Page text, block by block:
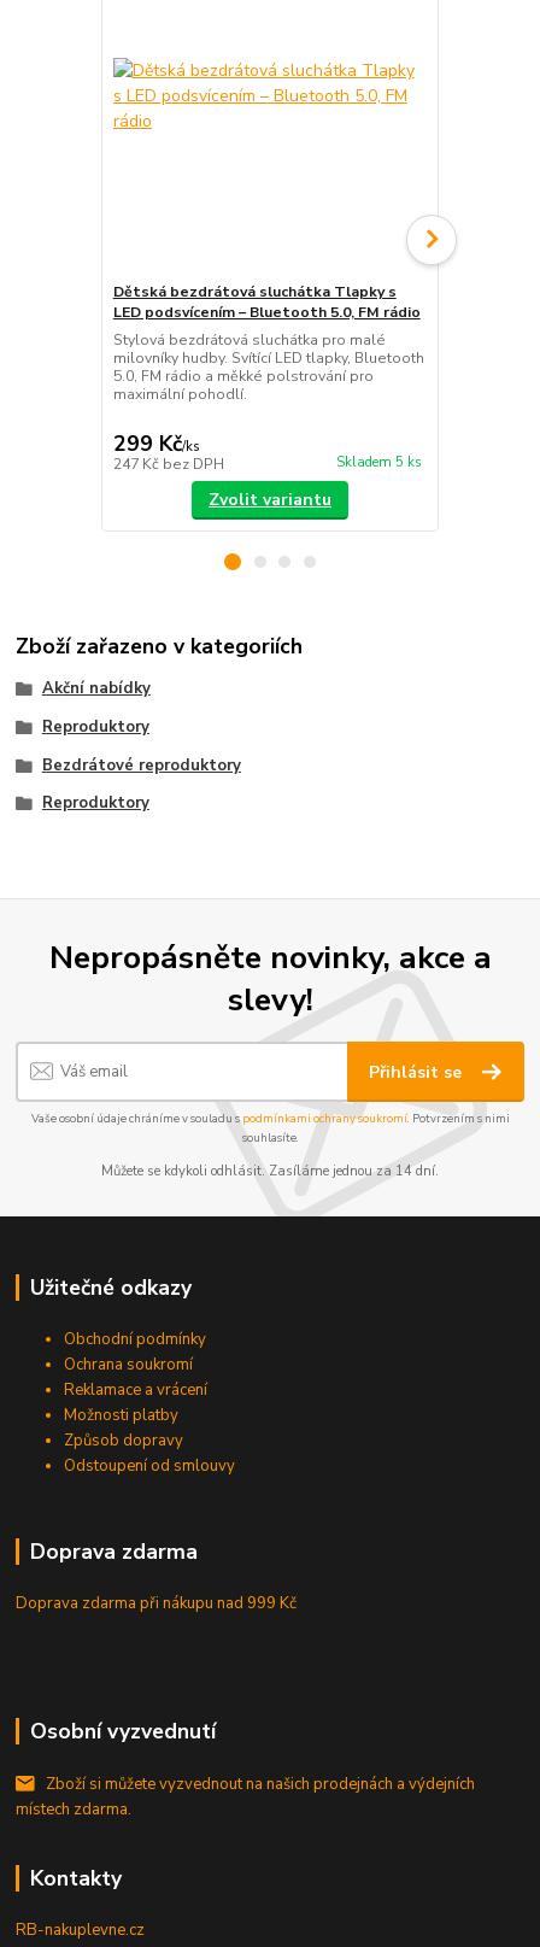
Dětská bezdrátová sluchátka Tlapky s
LED podsvícením – Bluetooth 5.0, FM rádio
Stylová bezdrátová sluchátka pro malé
milovníky hudby. Svítící LED tlapky, Bluetooth
5.0, FM rádio a měkké polstrování pro
maximální pohodlí.
299 Kč/ks
247 Kč bez DPH Skladem 5 ks
Zvolit variantu
Zboží zařazeno v kategoriích
Akční nabídky
Reproduktory
Bezdrátové reproduktory
Reproduktory
Nepropásněte novinky, akce a
slevy!
Přihlásit se
Vaše osobní údaje chráníme v souladu s podmínkami ochrany soukromí. Potvrzením s nimi
souhlasíte.
Můžete se kdykoli odhlásit. Zasíláme jednou za 14 dní.
Užitečné odkazy
Obchodní podmínky
Ochrana soukromí
Reklamace a vrácení
Možnosti platby
Způsob dopravy
Odstoupení od smlouvy
Doprava zdarma
Doprava zdarma při nákupunad 999 Kč
Osobní vyzvednutí
Zboží si můžete vyzvednout na našich prodejnách a výdejních
místech zdarma.
Kontakty
RB-nakuplevne.cz